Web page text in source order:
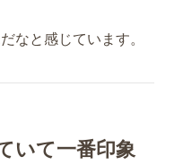
なと感じています。
いて一番印象